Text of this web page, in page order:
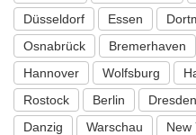
Düsseldorf
Essen
Osnabrück
Bremerhaven
Hannover
Wolfsburg
Rostock
Berlin Dresden
Danzig
Warschau New